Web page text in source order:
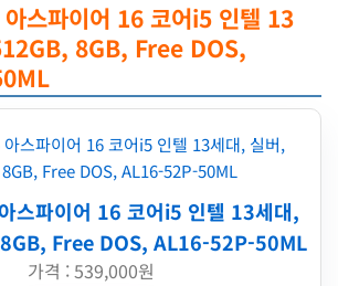
스파이어 16 코어i5 인텔 13
8GB, Free DOS,
스파이어 16 코어i5 인텔 13세대,
Free DOS, AL16-52P-50ML
가격 : 539,000원